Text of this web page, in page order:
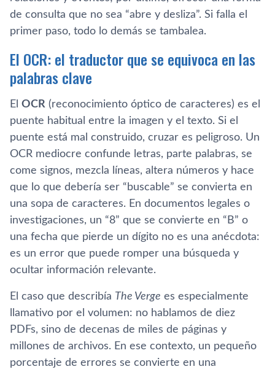
de consulta que no sea “abre y desliza”. Si falla el
primer paso, todo lo demás se tambalea.
El OCR: el traductor que se equivoca en las
palabras clave
El OCR (reconocimiento óptico de caracteres) es el
puente habitual entre la imagen y el texto. Si el
puente está mal construido, cruzar es peligroso. Un
OCR mediocre confunde letras, parte palabras, se
come signos, mezcla líneas, altera números y hace
que lo que debería ser “buscable” se convierta en
una sopa de caracteres. En documentos legales o
investigaciones, un “8” que se convierte en “B” o
una fecha que pierde un dígito no es una anécdota:
es un error que puede romper una búsqueda y
ocultar información relevante.
El caso que describía The Verge es especialmente
llamativo por el volumen: no hablamos de diez
PDFs, sino de decenas de miles de páginas y
millones de archivos. En ese contexto, un pequeño
porcentaje de errores se convierte en una